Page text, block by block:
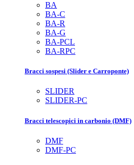
BA
BA-C
BA-R
BA-G
BA-PCL
BA-RPC
Bracci sospesi (Slider e Carroponte)
SLIDER
SLIDER-PC
Bracci telescopici in carbonio (DMF)
DMF
DMF-PC